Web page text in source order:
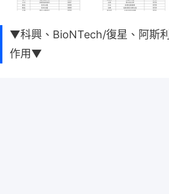
▼科興、BioNTech/復星、阿斯
作用▼